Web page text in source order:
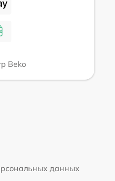
Beko
данных